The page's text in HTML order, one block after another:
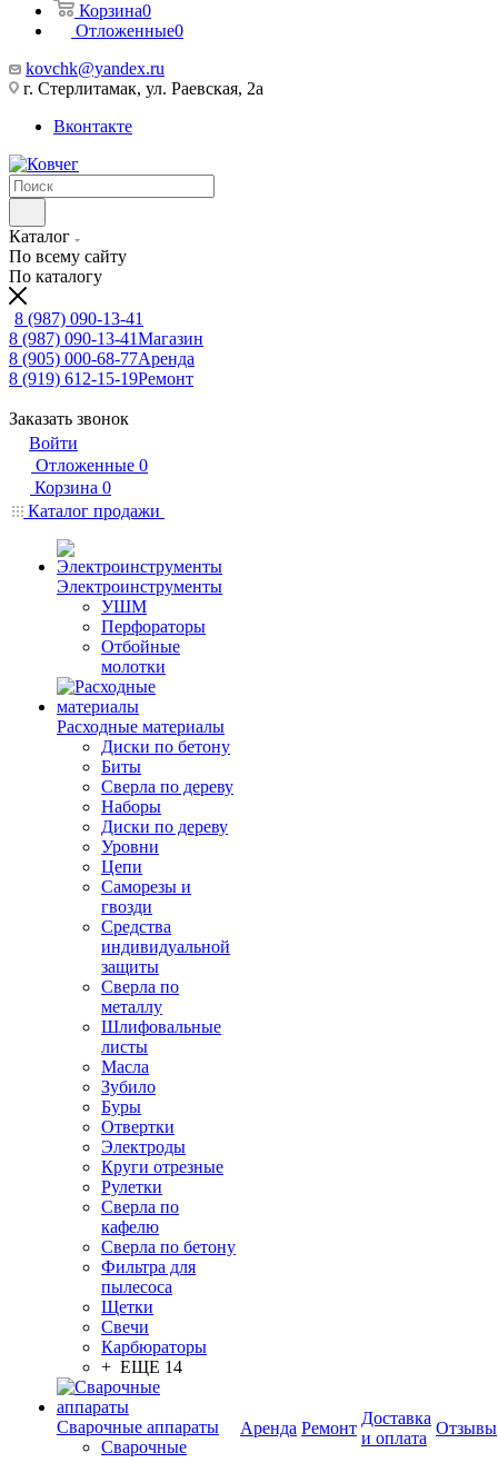
Корзина0
Отложенные0
kovchk@yandex.ru
г. Стерлитамак, ул. Раевская, 2а
Вконтакте
Каталог
По всему сайту
По каталогу
8 (987) 090-13-41
8 (987) 090-13-41Магазин
8 (905) 000-68-77Аренда
8 (919) 612-15-19Ремонт
Заказать звонок
Войти
Отложенные 0
Корзина 0
Каталог продажи
Электроинструменты
УШМ
Перфораторы
Отбойные
молотки
Расходные материалы
Диски по бетону
Биты
Сверла по дереву
Наборы
Диски по дереву
Уровни
Цепи
Саморезы и
гвозди
Средства
индивидуальной
защиты
Сверла по
металлу
Шлифовальные
листы
Масла
Зубило
Буры
Отвертки
Электроды
Круги отрезные
Рулетки
Сверла по
кафелю
Сверла по бетону
Фильтра для
пылесоса
Щетки
Свечи
Карбюраторы
+ ЕЩЕ 14
Сварочные аппараты
Сварочные
Аренда Ремонт
Доставка
и оплата
Отзывы